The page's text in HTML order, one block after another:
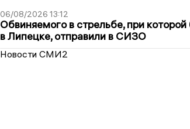
06/08/2026 13:12
Обвиняемого в стрельбе, при
в Липецке, отправили в СИЗО
Новости СМИ2